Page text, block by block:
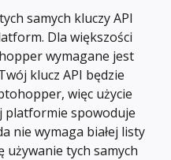
samych kluczy API
Dla większości
wymagane jest
klucz API będzie
więc użycie
platformie spowoduje
nie wymaga białej listy
używanie tych samych